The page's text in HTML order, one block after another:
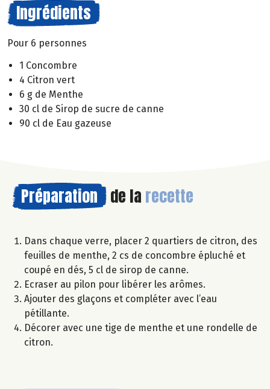
Ingrédients
Pour 6 personnes
1 Concombre
4 Citron vert
6 g de Menthe
30 cl de Sirop de sucre de canne
90 cl de Eau gazeuse
Préparation de la recette
Dans chaque verre, placer 2 quartiers de citron, des
feuilles de menthe, 2 cs de concombre épluché et
coupé en dés, 5 cl de sirop de canne.
Ecraser au pilon pour libérer les arômes.
Ajouter des glaçons et compléter avec l’eau
pétillante.
Décorer avec une tige de menthe et une rondelle de
citron.